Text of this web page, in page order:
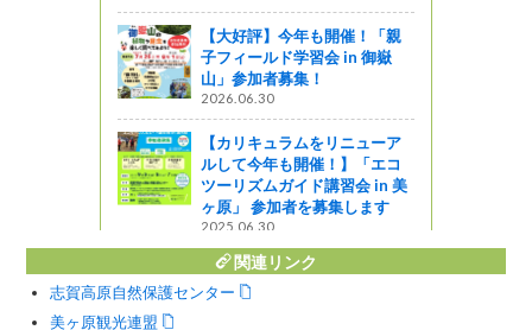
【大好評】今年も開催！「親
子フィールド学習会 in 御嶽
山」参加者募集！
2026.06.30
【カリキュラムをリニューア
ルして今年も開催！】「エコ
ツーリズムガイド講習会 in 美
ヶ原」 参加者を募集します
2025.06.30
関連リンク
志賀高原自然保護センター
美ヶ原観光連盟